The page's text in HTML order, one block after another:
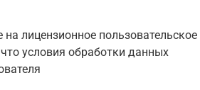
лицензионное пользовательское
условия обработки данных